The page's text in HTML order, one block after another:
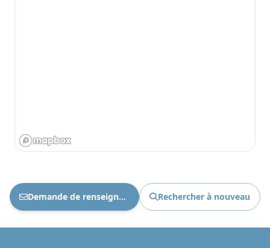
Demande de renseignements Ref : 1860 Rechercher à nouveau